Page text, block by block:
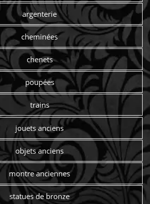
argenterie
cheminées
chenets
poupées
trains
jouets anciens
objets anciens
montre anciennes
statues de bronze